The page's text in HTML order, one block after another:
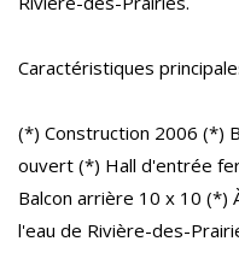
Caractéristiques
(*) Construction 2006 (*)
ouvert (*) Hall d'entrée
Balcon arrière 10 x 10 (*)
l'eau de Rivière-des-